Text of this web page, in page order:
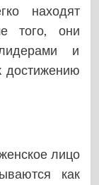
находят
того, они
и
достижению
лицо
как